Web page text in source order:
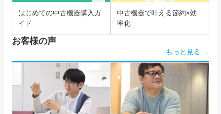
はじめての中古機器購入ガ
イド
中古機器で叶える節約×効
率化
お客様の声
もっと見る →